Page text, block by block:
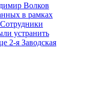
Волков
в рамках
устранить
2-я Заводская